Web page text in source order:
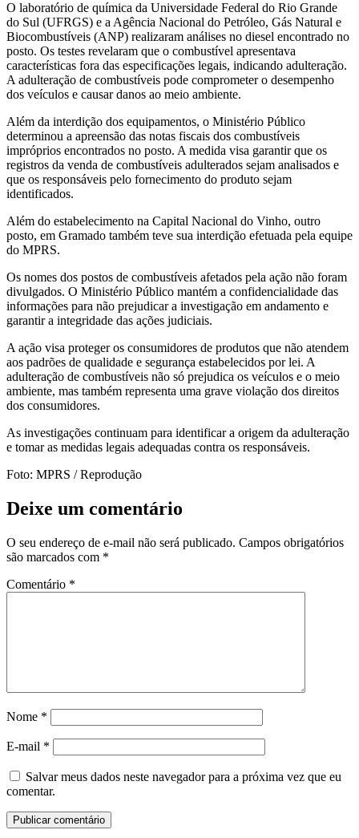
O laboratório de química da Universidade Federal do Rio Grande
do Sul (UFRGS) e a Agência Nacional do Petróleo, Gás Natural e
Biocombustíveis (ANP) realizaram análises no diesel encontrado no
posto. Os testes revelaram que o combustível apresentava
características fora das especificações legais, indicando adulteração.
A adulteração de combustíveis pode comprometer o desempenho
dos veículos e causar danos ao meio ambiente.
Além da interdição dos equipamentos, o Ministério Público
determinou a apreensão das notas fiscais dos combustíveis
impróprios encontrados no posto. A medida visa garantir que os
registros da venda de combustíveis adulterados sejam analisados e
que os responsáveis pelo fornecimento do produto sejam
identificados.
Além do estabelecimento na Capital Nacional do Vinho, outro
posto, em Gramado também teve sua interdição efetuada pela equipe
do MPRS.
Os nomes dos postos de combustíveis afetados pela ação não foram
divulgados. O Ministério Público mantém a confidencialidade das
informações para não prejudicar a investigação em andamento e
garantir a integridade das ações judiciais.
A ação visa proteger os consumidores de produtos que não atendem
aos padrões de qualidade e segurança estabelecidos por lei. A
adulteração de combustíveis não só prejudica os veículos e o meio
ambiente, mas também representa uma grave violação dos direitos
dos consumidores.
As investigações continuam para identificar a origem da adulteração
e tomar as medidas legais adequadas contra os responsáveis.
Foto: MPRS / Reprodução
Deixe um comentário
O seu endereço de e-mail não será publicado. Campos obrigatórios
são marcados com *
Comentário *
Nome *
E-mail *
Salvar meus dados neste navegador para a próxima vez que eu
comentar.